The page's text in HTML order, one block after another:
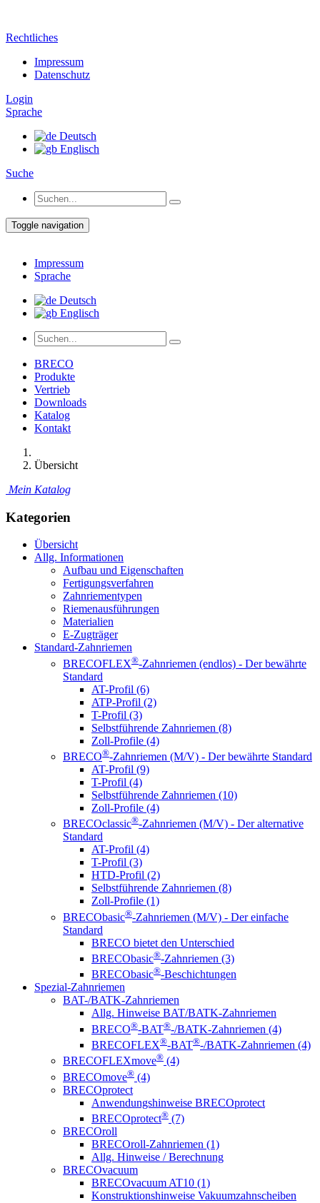
Rechtliches
Impressum
Datenschutz
Login
Sprache
Deutsch
Englisch
Suche
Toggle navigation
Impressum
Sprache
Deutsch
Englisch
BRECO
Produkte
Vertrieb
Downloads
Katalog
Kontakt
Übersicht
Mein Katalog
Kategorien
Übersicht
Allg. Informationen
Aufbau und Eigenschaften
Fertigungsverfahren
Zahnriementypen
Riemenausführungen
Materialien
E-Zugträger
Standard-Zahnriemen
BRECOFLEX®-Zahnriemen (endlos) - Der bewährte
Standard
AT-Profil (6)
ATP-Profil (2)
T-Profil (3)
Selbstführende Zahnriemen (8)
Zoll-Profile (4)
BRECO®-Zahnriemen (M/V) - Der bewährte Standard
AT-Profil (9)
T-Profil (4)
Selbstführende Zahnriemen (10)
Zoll-Profile (4)
BRECOclassic®-Zahnriemen (M/V) - Der alternative
Standard
AT-Profil (4)
T-Profil (3)
HTD-Profil (2)
Selbstführende Zahnriemen (8)
Zoll-Profile (1)
BRECObasic®-Zahnriemen (M/V) - Der einfache
Standard
BRECO bietet den Unterschied
BRECObasic®-Zahnriemen (3)
BRECObasic®-Beschichtungen
Spezial-Zahnriemen
BAT-/BATK-Zahnriemen
Allg. Hinweise BAT/BATK-Zahnriemen
BRECO®-BAT®-/BATK-Zahnriemen (4)
BRECOFLEX®-BAT®-/BATK-Zahnriemen (4)
BRECOFLEXmove® (4)
BRECOmove® (4)
BRECOprotect
Anwendungshinweise BRECOprotect
BRECOprotect® (7)
BRECOroll
BRECOroll-Zahnriemen (1)
Allg. Hinweise / Berechnung
BRECOvacuum
BRECOvacuum AT10 (1)
Konstruktionshinweise Vakuumzahnscheiben